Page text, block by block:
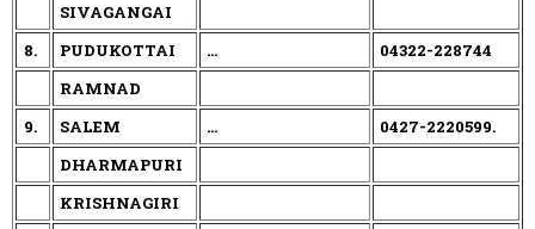
SIVAGANGAI
8.
PUDUKOTTAI ...
04322-228744
RAMNAD
9.
SALEM ...
0427-2220599.
DHARMAPURI
KRISHNAGIRI